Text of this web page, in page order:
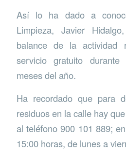
Así lo ha dado a
Limpieza, Javier
balance de la actividad
servicio gratuito
meses del año.
Ha recordado que para
residuos en la calle hay
al teléfono 900 101 889;
15:00 horas, de lunes a